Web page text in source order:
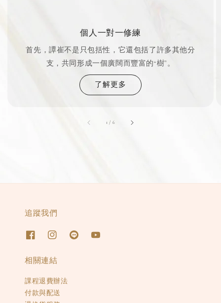
個人一對一修練
首先，譚崔不是只包括性，它還包括了許多其他分
支，共同形成一個廣闊而豐富的“樹”。
了解更多
1 / accessibility.of
6
追蹤我們
相關連結
課程退費辦法
付款與配送